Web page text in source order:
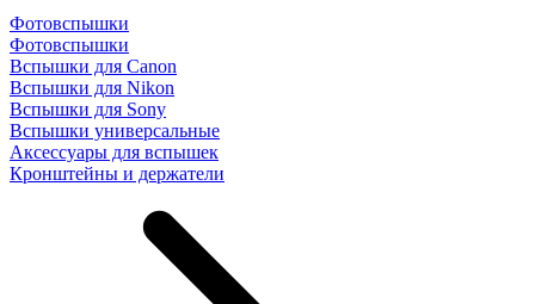
Фотовспышки
Фотовспышки
Вспышки для Canon
Вспышки для Nikon
Вспышки для Sony
Вспышки универсальные
Аксесcуары для вспышек
Кронштейны и держатели